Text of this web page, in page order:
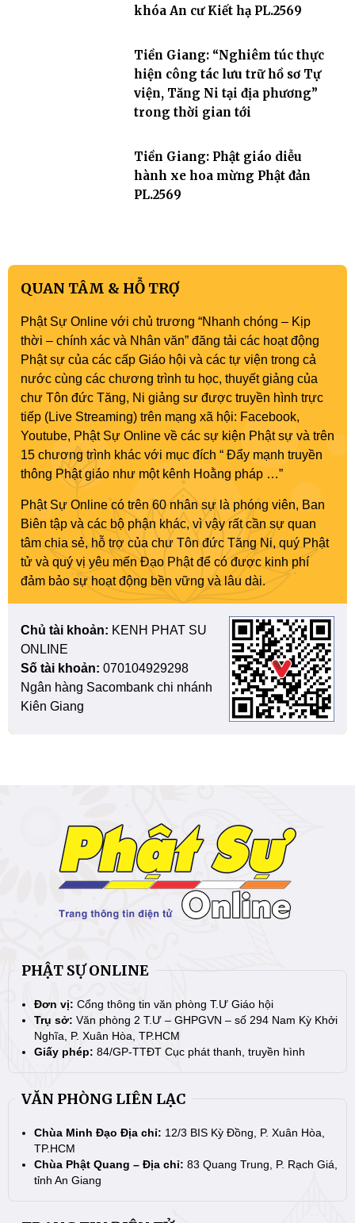
khóa An cư Kiết hạ PL.2569
Tiền Giang: “Nghiêm túc thực
hiện công tác lưu trữ hồ sơ Tự
viện, Tăng Ni tại địa phương”
trong thời gian tới
Tiền Giang: Phật giáo diễu
hành xe hoa mừng Phật đản
PL.2569
QUAN TÂM & HỖ TRỢ
Phật Sự Online với chủ trương “Nhanh chóng – Kịp
thời – chính xác và Nhân văn” đăng tải các hoạt động
Phật sự của các cấp Giáo hội và các tự viện trong cả
nước cùng các chương trình tu học, thuyết giảng của
chư Tôn đức Tăng, Ni giảng sư được truyền hình trực
tiếp (Live Streaming) trên mạng xã hội: Facebook,
Youtube, Phật Sự Online về các sự kiện Phật sự và trên
15 chương trình khác với mục đích “ Đẩy mạnh truyền
thông Phật giáo như một kênh Hoằng pháp …”
Phật Sự Online có trên 60 nhân sự là phóng viên, Ban
Biên tập và các bộ phận khác, vì vậy rất cần sự quan
tâm chia sẻ, hỗ trợ của chư Tôn đức Tăng Ni, quý Phật
tử và quý vị yêu mến Đạo Phật để có được kinh phí
đảm bảo sự hoạt động bền vững và lâu dài.
Chủ tài khoản: KENH PHAT SU
ONLINE
Số tài khoản: 070104929298
Ngân hàng Sacombank chi nhánh
Kiên Giang
PHẬT SỰ ONLINE
Đơn vị: Cổng thông tin văn phòng T.Ư Giáo hội
Trụ sở: Văn phòng 2 T.Ư – GHPGVN – số 294 Nam Kỳ Khởi
Nghĩa, P. Xuân Hòa, TP.HCM
Giấy phép: 84/GP-TTĐT Cục phát thanh, truyền hình
VĂN PHÒNG LIÊN LẠC
Chùa Minh Đạo Địa chỉ: 12/3 BIS Kỳ Đồng, P. Xuân Hòa,
TP.HCM
Chùa Phật Quang – Địa chỉ: 83 Quang Trung, P. Rạch Giá,
tỉnh An Giang